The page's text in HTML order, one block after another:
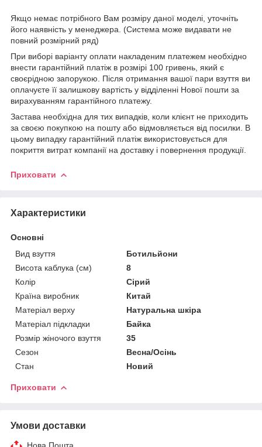
Якщо немає потрібного Вам розміру даної моделі, уточніть
його наявність у менеджера. (Система може видавати не
повний розмірний ряд)
При виборі варіанту оплати накладеним платежем необхідно
внести гарантійний платіж в розмірі 100 гривень, який є
своєрідною запорукою. Після отримання вашої пари взуття ви
оплачуєте її залишкову вартість у відділенні Нової пошти за
вирахуванням гарантійного платежу.
Застава необхідна для тих випадків, коли клієнт не приходить
за своєю покупкою на пошту або відмовляється від посилки. В
цьому випадку гарантійний платіж використовується для
покриття витрат компанії на доставку і повернення продукції.
Приховати
Характеристики
Основні
Вид взуття
Ботильйони
Висота каблука (см)
8
Колір
Сірий
Країна виробник
Китай
Матеріал верху
Натуральна шкіра
Матеріал підкладки
Байка
Розмір жіночого взуття
35
Сезон
Весна/Осінь
Стан
Новий
Приховати
Умови доставки
Нова Пошта